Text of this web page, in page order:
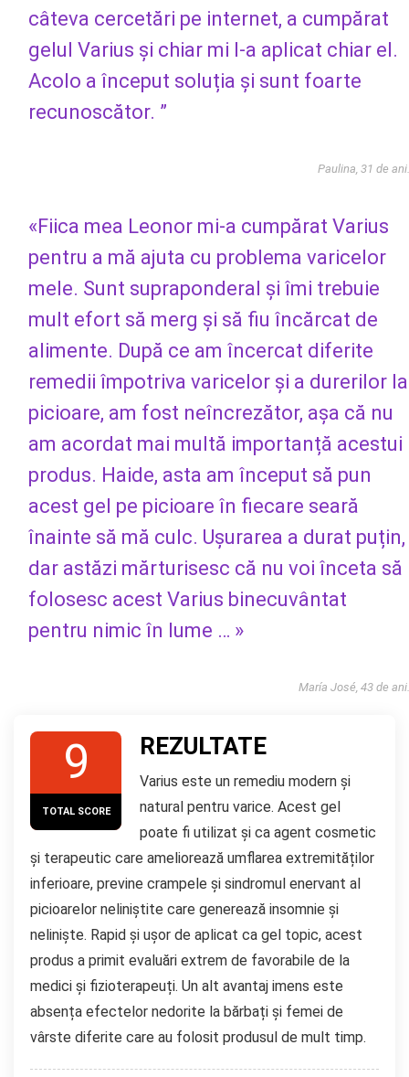
câteva cercetări pe internet, a cumpărat
gelul Varius și chiar mi l-a aplicat chiar el.
Acolo a început soluția și sunt foarte
recunoscător. ”
Paulina, 31 de ani.
«Fiica mea Leonor mi-a cumpărat Varius
pentru a mă ajuta cu problema varicelor
mele. Sunt supraponderal și îmi trebuie
mult efort să merg și să fiu încărcat de
alimente. După ce am încercat diferite
remedii împotriva varicelor și a durerilor la
picioare, am fost neîncrezător, așa că nu
am acordat mai multă importanță acestui
produs. Haide, asta am început să pun
acest gel pe picioare în fiecare seară
înainte să mă culc. Ușurarea a durat puțin,
dar astăzi mărturisesc că nu voi înceta să
folosesc acest Varius binecuvântat
pentru nimic în lume … »
María José, 43 de ani.
9
TOTAL SCORE
REZULTATE
Varius este un remediu modern și
natural pentru varice. Acest gel
poate fi utilizat și ca agent cosmetic
și terapeutic care ameliorează umflarea extremităților
inferioare, previne crampele și sindromul enervant al
picioarelor neliniștite care generează insomnie și
neliniște. Rapid și ușor de aplicat ca gel topic, acest
produs a primit evaluări extrem de favorabile de la
medici și fizioterapeuți. Un alt avantaj imens este
absența efectelor nedorite la bărbați și femei de
vârste diferite care au folosit produsul de mult timp.